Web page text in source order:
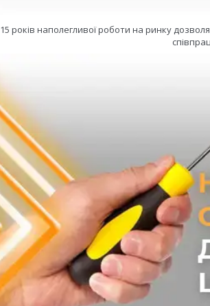
15 років наполегливої роботи на ринку